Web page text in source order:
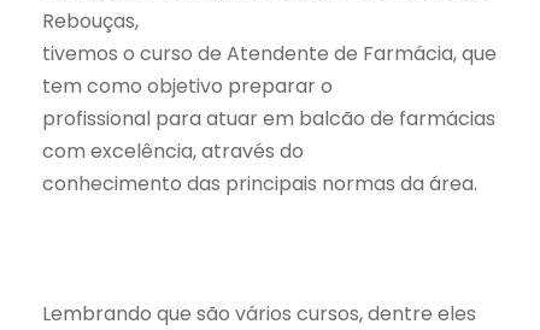
Rebouças,
tivemos o curso de Atendente de Farmácia, que
tem como objetivo preparar o
profissional para atuar em balcão de farmácias
com excelência, através do
conhecimento das principais normas da área.
Lembrando que são vários cursos, dentre eles